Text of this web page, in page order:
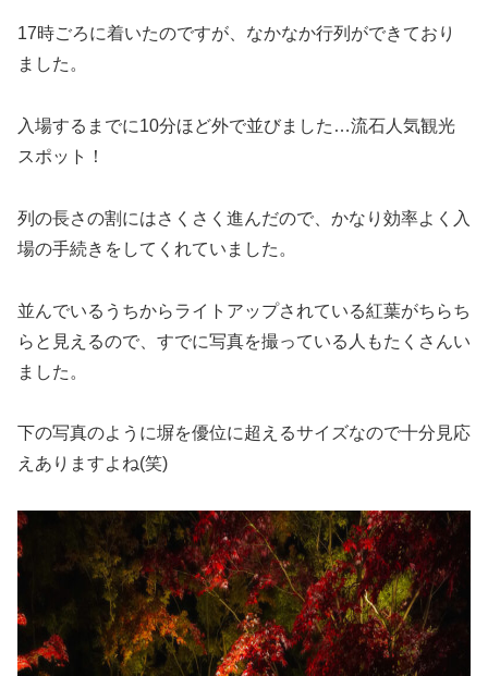
17時ごろに着いたのですが、なかなか行列ができており
ました。
入場するまでに10分ほど外で並びました…流石人気観光
スポット！
列の長さの割にはさくさく進んだので、かなり効率よく入
場の手続きをしてくれていました。
並んでいるうちからライトアップされている紅葉がちらち
らと見えるので、すでに写真を撮っている人もたくさんい
ました。
下の写真のように塀を優位に超えるサイズなので十分見応
えありますよね(笑)